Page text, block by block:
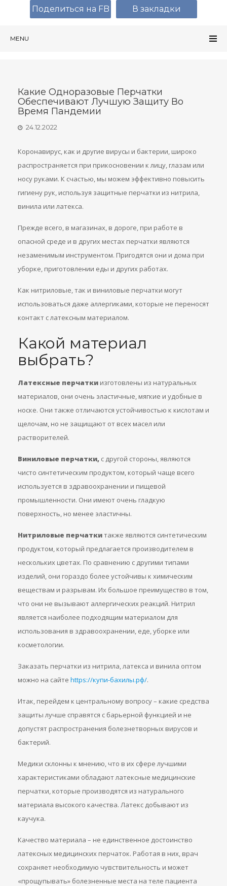
MENU
Какие Одноразовые Перчатки
Обеспечивают Лучшую Защиту Во
Время Пандемии
24.12.2022
Коронавирус, как и другие вирусы и бактерии, широко
распространяется при прикосновении к лицу, глазам или
носу руками. К счастью, мы можем эффективно повысить
гигиену рук, используя защитные перчатки из нитрила,
винила или латекса.
Прежде всего, в магазинах, в дороге, при работе в
опасной среде и в других местах перчатки являются
незаменимым инструментом. Пригодятся они и дома при
уборке, приготовлении еды и других работах.
Как нитриловые, так и виниловые перчатки могут
использоваться даже аллергиками, которые не переносят
контакт с латексным материалом.
Какой материал
выбрать?
Латексные перчатки изготовлены из натуральных
материалов, они очень эластичные, мягкие и удобные в
носке. Они также отличаются устойчивостью к кислотам и
щелочам, но не защищают от всех масел или
растворителей.
Виниловые перчатки, с другой стороны, являются
чисто синтетическим продуктом, который чаще всего
используется в здравоохранении и пищевой
промышленности. Они имеют очень гладкую
поверхность, но менее эластичны.
Нитриловые перчаткитакже являются синтетическим
продуктом, который предлагается производителем в
нескольких цветах. По сравнению с другими типами
изделий, они гораздо более устойчивы к химическим
веществам и разрывам. Их большое преимущество в том,
что они не вызывают аллергических реакций. Нитрил
является наиболее подходящим материалом для
использования в здравоохранении, еде, уборке или
косметологии.
Заказать перчатки из нитрила, латекса и винила оптом
можно на сайте https://купи-бахилы.рф/.
Итак, перейдем к центральному вопросу – какие средства
защиты лучше справятся с барьерной функцией и не
допустят распространения болезнетворных вирусов и
бактерий.
Медики склонны к мнению, что в их сфере лучшими
характеристиками обладают латексные медицинские
перчатки, которые производятся из натурального
материала высокого качества. Латекс добывают из
каучука.
Качество материала – не единственное достоинство
латексных медицинских перчаток. Работая в них, врач
сохраняет необходимую чувствительность и может
«прощупывать» болезненные места на теле пациента
Поделиться на FB В закладки